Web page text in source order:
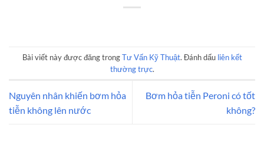
Bài viết này được đăng trongTư Vấn Kỹ Thuật. Đánh dấu liên kết
thường trực.
Nguyên nhân khiến bơm hỏa
tiễn không lên nước
Bơm hỏa tiễn Peroni có tốt
không?